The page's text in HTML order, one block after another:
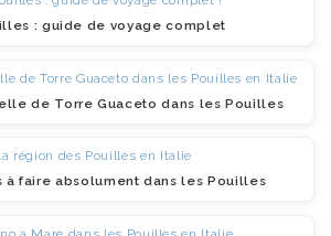
: guide de voyage complet
de Torre Guaceto dans les Pouilles
à faire absolument dans les Pouilles